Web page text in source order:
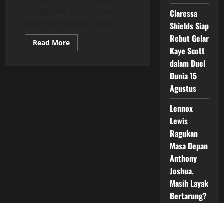
Read MoreRead
more
Claressa
Shields Siap
Rebut Gelar
Kaye Scott
dalam Duel
Dunia 15
Agustus
Lennox
Lewis
Ragukan
Masa Depan
Anthony
Joshua,
Masih Layak
Bertarung?